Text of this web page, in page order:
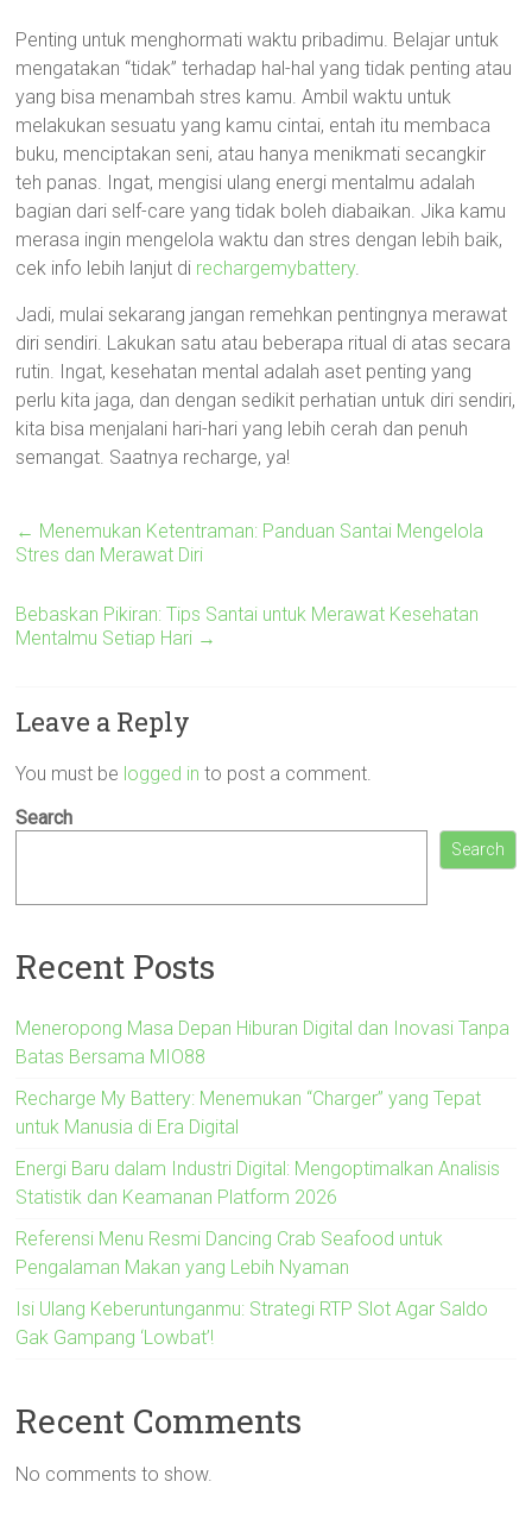
Penting untuk menghormati waktu pribadimu. Belajar untuk
mengatakan “tidak” terhadap hal-hal yang tidak penting atau
yang bisa menambah stres kamu. Ambil waktu untuk
melakukan sesuatu yang kamu cintai, entah itu membaca
buku, menciptakan seni, atau hanya menikmati secangkir
teh panas. Ingat, mengisi ulang energi mentalmu adalah
bagian dari self-care yang tidak boleh diabaikan. Jika kamu
merasa ingin mengelola waktu dan stres dengan lebih baik,
cek info lebih lanjut di rechargemybattery.
Jadi, mulai sekarang jangan remehkan pentingnya merawat
diri sendiri. Lakukan satu atau beberapa ritual di atas secara
rutin. Ingat, kesehatan mental adalah aset penting yang
perlu kita jaga, dan dengan sedikit perhatian untuk diri sendiri,
kita bisa menjalani hari-hari yang lebih cerah dan penuh
semangat. Saatnya recharge, ya!
← Menemukan Ketentraman: Panduan Santai Mengelola
Stres dan Merawat Diri
Bebaskan Pikiran: Tips Santai untuk Merawat Kesehatan
Mentalmu Setiap Hari →
Leave a Reply
You must be logged in to post a comment.
Search
Search
Recent Posts
Meneropong Masa Depan Hiburan Digital dan Inovasi Tanpa
Batas Bersama MIO88
Recharge My Battery: Menemukan “Charger” yang Tepat
untuk Manusia di Era Digital
Energi Baru dalam Industri Digital: Mengoptimalkan Analisis
Statistik dan Keamanan Platform 2026
Referensi Menu Resmi Dancing Crab Seafood untuk
Pengalaman Makan yang Lebih Nyaman
Isi Ulang Keberuntunganmu: Strategi RTP Slot Agar Saldo
Gak Gampang ‘Lowbat’!
Recent Comments
No comments to show.